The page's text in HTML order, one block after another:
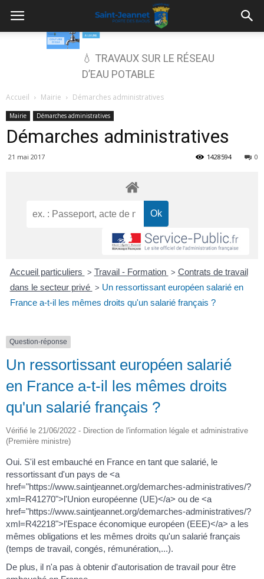
💧 TRAVAUX SUR LE RÉSEAU
D’EAU POTABLE
Accueil Mairie Démarches administratives
Mairie Démarches administratives
Démarches administratives
21 mai 2017 0
1428594
Accueil particuliers > Travail - Formation > Contrats de travail
dans le secteur privé > Un ressortissant européen salarié en
France a-t-il les mêmes droits qu'un salarié français ?
Question-réponse
Un ressortissant européen salarié
en France a-t-il les mêmes droits
qu'un salarié français ?
Vérifié le 21/06/2022 - Direction de l'information légale et administrative
(Première ministre)
Oui. S'il est embauché en France en tant que salarié, le
ressortissant d'un pays de <a
href="https://www.saintjeannet.org/demarches-administratives/?
xml=R41270">l'Union européenne (UE)</a> ou de <a
href="https://www.saintjeannet.org/demarches-administratives/?
xml=R42218">l'Espace économique européen (EEE)</a> a les
mêmes obligations et les mêmes droits qu'un salarié français
(temps de travail, congés, rémunération,...).
De plus, il n'a pas à obtenir d'autorisation de travail pour être